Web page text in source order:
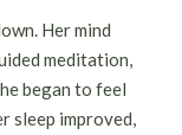
Her mind
meditation,
began to feel
sleep improved,